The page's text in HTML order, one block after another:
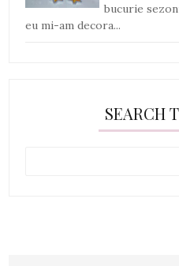
bucurie
eu mi-am decora...
SEARCH